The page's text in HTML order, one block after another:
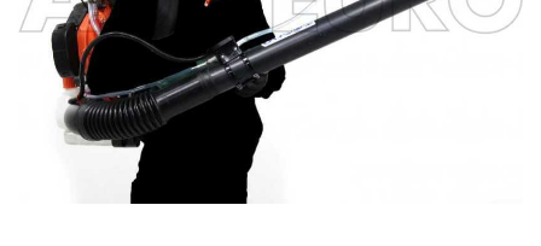
Perches Élagueuses
Pétrins à Spirale
Piscines
Planteuses de pommes de terre pour tracteur
Plateaux de coupe pour tracteur
Plumeuses
Francini
G3 Ferrari
Gardena
Garofalo
GeoTech